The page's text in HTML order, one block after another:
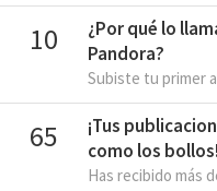
10
¿Por qué lo
Pandora?
Subiste tu primer
65
¡Tus
como los bollos!
Has recibido más